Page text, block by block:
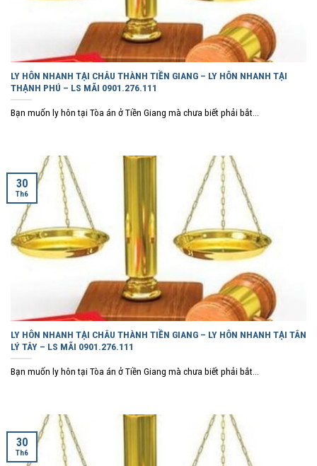
LY HÔN NHANH TẠI CHÂU THÀNH TIỀN GIANG – LY HÔN NHANH TẠI
THẠNH PHÚ – LS MÃI 0901.276.111
Bạn muốn ly hôn tại Tòa án ở Tiền Giang mà chưa biết phải bắt...
LY HÔN NHANH TẠI CHÂU THÀNH TIỀN GIANG – LY HÔN NHANH TẠI TÂN
LÝ TÂY – LS MÃI 0901.276.111
Bạn muốn ly hôn tại Tòa án ở Tiền Giang mà chưa biết phải bắt...
30
Th6
30
Th6